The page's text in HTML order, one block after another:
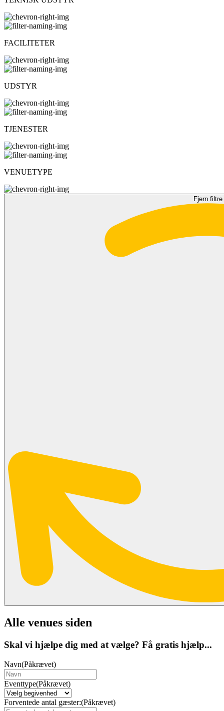
FACILITETER
UDSTYR
TJENESTER
VENUETYPE
Fjern filtre
Alle venues siden
Skal vi hjælpe dig med at vælge? Få gratis hjælp...
Navn(Påkrævet)
Eventtype(Påkrævet)
Forventede antal gæster:(Påkrævet)